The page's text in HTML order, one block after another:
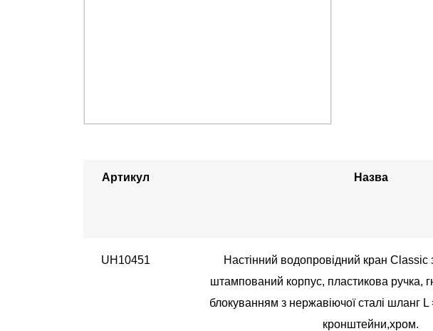
Артикул Назва
UH10451
Настінний водопровідний кран
штампований корпус, пластикова ручка,
блокуванням з нержавіючої сталі шланг L
кронштейни,хром.